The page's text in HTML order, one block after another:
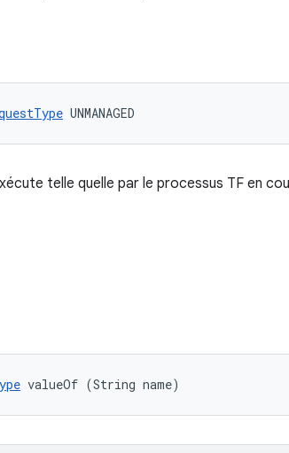
UNMANAGED
telle quelle par le processus TF en
valueOf (String name)